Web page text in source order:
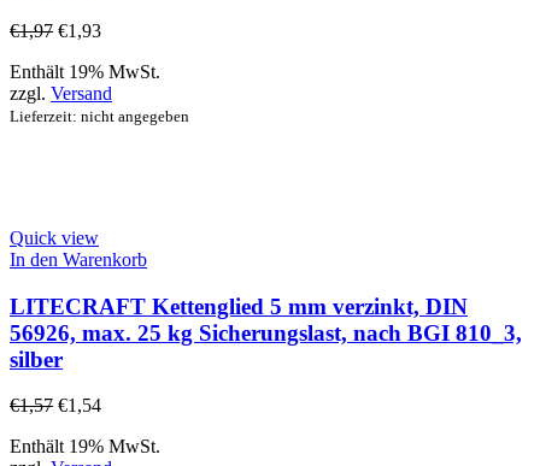
€1,97 €1,93
Enthält 19% MwSt.
zzgl. Versand
Lieferzeit: nicht angegeben
Quick view
In den Warenkorb
LITECRAFT Kettenglied 5 mm verzinkt, DIN
56926, max. 25 kg Sicherungslast, nach BGI 810_3,
silber
€1,57 €1,54
Enthält 19% MwSt.